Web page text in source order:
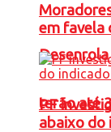
terão até
em favela
PF
abaixo do